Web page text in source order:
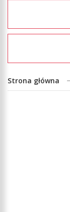
Strona główna